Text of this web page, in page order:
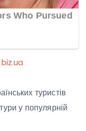
туристів
у популярній